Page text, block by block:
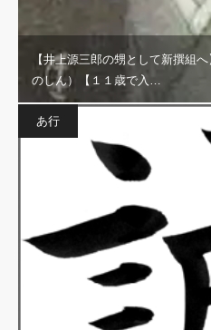
【井上源三郎の甥として新撰組
のしん）【１１歳で入…
あ行